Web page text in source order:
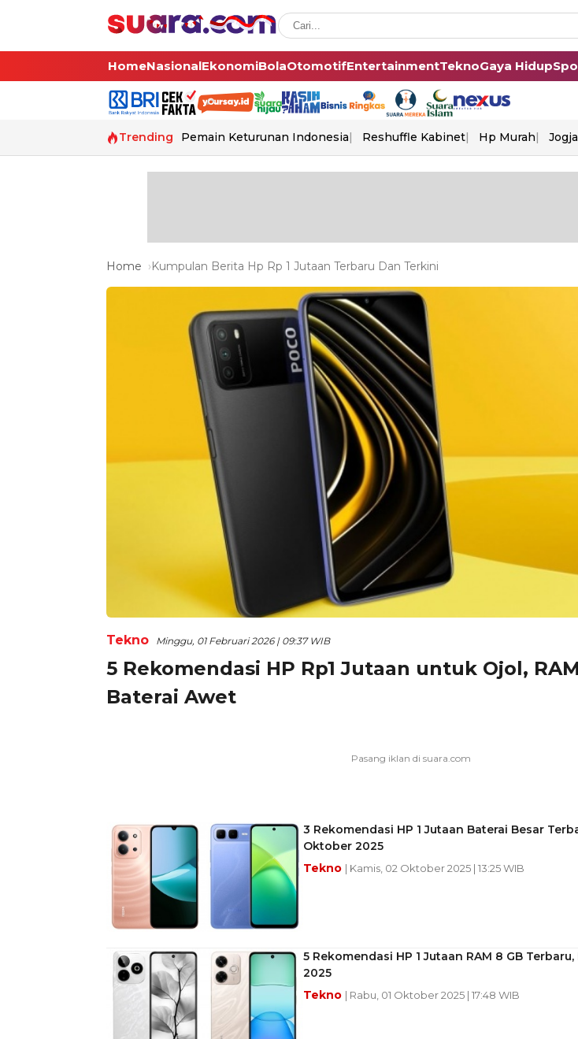
HomeNasionalEkonomiBolaOtomotifEntertainmentTeknoGaya Hidup
Trending Pemain Keturunan Indonesia Reshuffle Kabinet Hp Murah Jogja
Home Kumpulan Berita Hp Rp 1 Jutaan Terbaru Dan Terkini
Tekno Minggu, 01 Februari 2026 | 09:37 WIB
5 Rekomendasi HP Rp1 Jutaan untuk Ojol,
Baterai Awet
3 Rekomendasi HP 1 Jutaan Baterai Besar
Oktober 2025
Tekno | Kamis, 02 Oktober 2025 | 13:25 WIB
5 Rekomendasi HP 1 Jutaan RAM 8 GB
2025
Tekno | Rabu, 01 Oktober 2025 | 17:48 WIB